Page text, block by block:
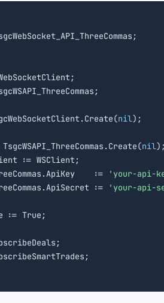
nil);
nil);
:= WSClient;
:=
'your-api-
:=
'your-api-
:= True;